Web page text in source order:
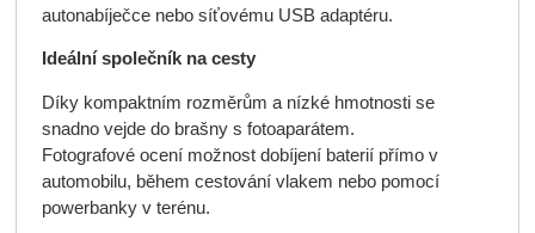
autonabíječce nebo síťovému USB adaptéru.
Ideální společník na cesty
Díky kompaktním rozměrům a nízké hmotnosti se
snadno vejde do brašny s fotoaparátem.
Fotografové ocení možnost dobíjení baterií přímo v
automobilu, během cestování vlakem nebo pomocí
powerbanky v terénu.